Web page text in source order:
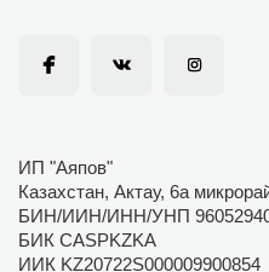
ИП "Аяпов"
Казахстан, Актау, 6а
БИН/ИИН/ИНН/УНП
БИК CASPKZKA
ИИК KZ20722S000009900854